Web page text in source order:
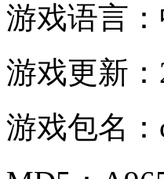
游戏语言：
游戏更新：
游戏包名：